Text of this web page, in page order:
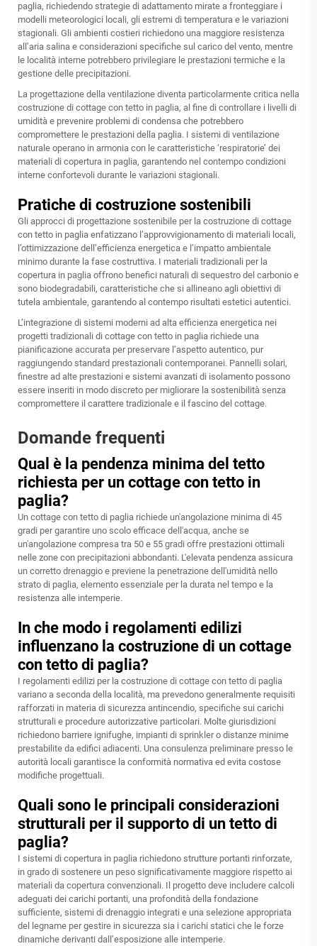
paglia, richiedendo strategie di adattamento mirate a fronteggiare i
modelli meteorologici locali, gli estremi di temperatura e le variazioni
stagionali. Gli ambienti costieri richiedono una maggiore resistenza
all’aria salina e considerazioni specifiche sul carico del vento, mentre
le località interne potrebbero privilegiare le prestazioni termiche e la
gestione delle precipitazioni.
La progettazione della ventilazione diventa particolarmente critica nella
costruzione di cottage con tetto in paglia, al fine di controllare i livelli di
umidità e prevenire problemi di condensa che potrebbero
compromettere le prestazioni della paglia. I sistemi di ventilazione
naturale operano in armonia con le caratteristiche ‘respiratorie’ dei
materiali di copertura in paglia, garantendo nel contempo condizioni
interne confortevoli durante le variazioni stagionali.
Pratiche di costruzione sostenibili
Gli approcci di progettazione sostenibile per la costruzione di cottage
con tetto in paglia enfatizzano l’approvvigionamento di materiali locali,
l’ottimizzazione dell’efficienza energetica e l’impatto ambientale
minimo durante la fase costruttiva. I materiali tradizionali per la
copertura in paglia offrono benefici naturali di sequestro del carbonio e
sono biodegradabili, caratteristiche che si allineano agli obiettivi di
tutela ambientale, garantendo al contempo risultati estetici autentici.
L’integrazione di sistemi moderni ad alta efficienza energetica nei
progetti tradizionali di cottage con tetto in paglia richiede una
pianificazione accurata per preservare l’aspetto autentico, pur
raggiungendo standard prestazionali contemporanei. Pannelli solari,
finestre ad alte prestazioni e sistemi avanzati di isolamento possono
essere inseriti in modo discreto per migliorare la sostenibilità senza
compromettere il carattere tradizionale e il fascino del cottage.
Domande frequenti
Qual è la pendenza minima del tetto
richiesta per un cottage con tetto in
paglia?
Un cottage con tetto di paglia richiede un'angolazione minima di 45
gradi per garantire uno scolo efficace dell'acqua, anche se
un'angolazione compresa tra 50 e 55 gradi offre prestazioni ottimali
nelle zone con precipitazioni abbondanti. L'elevata pendenza assicura
un corretto drenaggio e previene la penetrazione dell'umidità nello
strato di paglia, elemento essenziale per la durata nel tempo e la
resistenza alle intemperie.
In che modo i regolamenti edilizi
influenzano la costruzione di un cottage
con tetto di paglia?
I regolamenti edilizi per la costruzione di cottage con tetto di paglia
variano a seconda della località, ma prevedono generalmente requisiti
rafforzati in materia di sicurezza antincendio, specifiche sui carichi
strutturali e procedure autorizzative particolari. Molte giurisdizioni
richiedono barriere ignifughe, impianti di sprinkler o distanze minime
prestabilite da edifici adiacenti. Una consulenza preliminare presso le
autorità locali garantisce la conformità normativa ed evita costose
modifiche progettuali.
Quali sono le principali considerazioni
strutturali per il supporto di un tetto di
paglia?
I sistemi di copertura in paglia richiedono strutture portanti rinforzate,
in grado di sostenere un peso significativamente maggiore rispetto ai
materiali da copertura convenzionali. Il progetto deve includere calcoli
adeguati dei carichi portanti, una profondità della fondazione
sufficiente, sistemi di drenaggio integrati e una selezione appropriata
del legname per gestire in sicurezza sia i carichi statici che le forze
dinamiche derivanti dall’esposizione alle intemperie.